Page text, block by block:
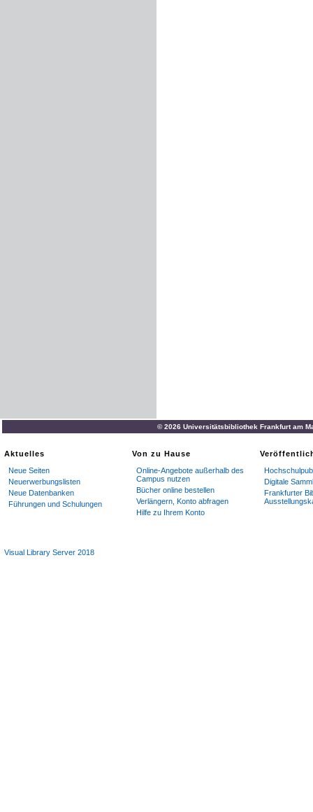
© 2026 Universitätsbibliothek Frankfurt am
Aktuelles
Neue Seiten
Neuerwerbungslisten
Neue Datenbanken
Führungen und Schulungen
Von zu Hause
Online-Angebote außerhalb des
Campus nutzen
Bücher online bestellen
Verlängern, Konto abfragen
Hilfe zu Ihrem Konto
Digitale
Frankfurter
Visual Library Server 2018